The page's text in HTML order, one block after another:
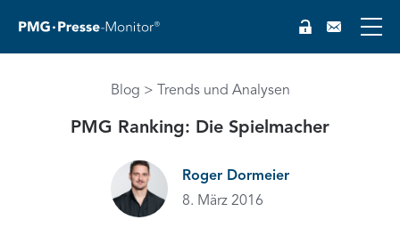
EN
Blog Trends und Analysen
PMG Ranking: Die Spielmacher
Roger Dormeier
8. März 2016